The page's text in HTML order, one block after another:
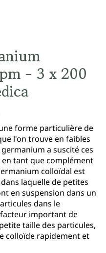
- 3 x 200
forme particulière de
l'on trouve en faibles
a suscité ces
tant que complément
colloïdal est
laquelle de petites
en suspension dans un
dans le
important de
taille des particules,
colloïde rapidement et